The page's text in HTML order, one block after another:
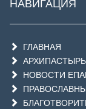
ГЛАВНАЯ
АРХИПАСТЫРЬ
НОВОСТИ